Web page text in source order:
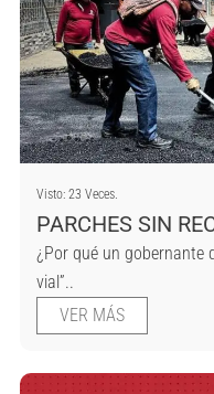
Visto: 23 Veces.
PARCHES SIN
¿Por qué un gobernante
vial”..
VER MÁS